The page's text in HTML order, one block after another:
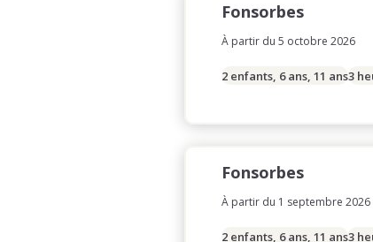
Fonsorbes
À partir du 5 octobre 2026
2 enfants, 6 ans, 11 ans3
Fonsorbes
À partir du 1 septembre 2026
2 enfants, 6 ans, 11 ans3